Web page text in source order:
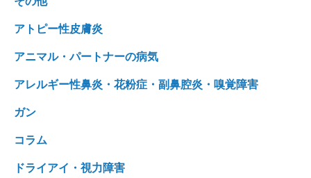
アトピー性皮膚炎
アニマル・パートナーの病気
アレルギー性鼻炎・花粉症・副鼻腔炎・嗅覚障害
ガン
コラム
ドライアイ・視力障害